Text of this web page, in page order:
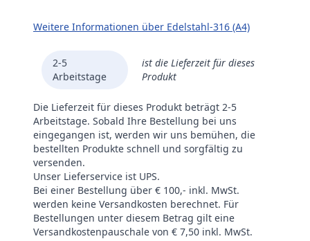
Weitere Informationen über Edelstahl-316 (A4)
2-5
Arbeitstage
ist die Lieferzeit für dieses
Produkt
Die Lieferzeit für dieses Produkt beträgt 2-5
Arbeitstage. Sobald Ihre Bestellung bei uns
eingegangen ist, werden wir uns bemühen, die
bestellten Produkte schnell und sorgfältig zu
versenden.
Unser Lieferservice ist UPS.
Bei einer Bestellung über € 100,- inkl. MwSt.
werden keine Versandkosten berechnet. Für
Bestellungen unter diesem Betrag gilt eine
Versandkostenpauschale von € 7,50 inkl. MwSt.